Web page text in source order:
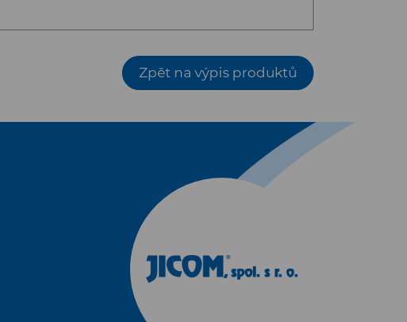
Zpět na výpis produktů